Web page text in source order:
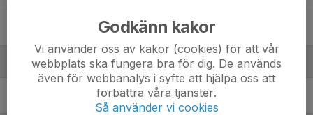
Zaid Hanawe
Ledare
Joakim GustavssonLagledare
Godkänn kakor
Vi använder oss av kakor (cookies) för att vår
webbplats ska fungera bra för dig. De används
även för webbanalys i syfte att hjälpa oss att
förbättra våra tjänster.
Så använder vi cookies